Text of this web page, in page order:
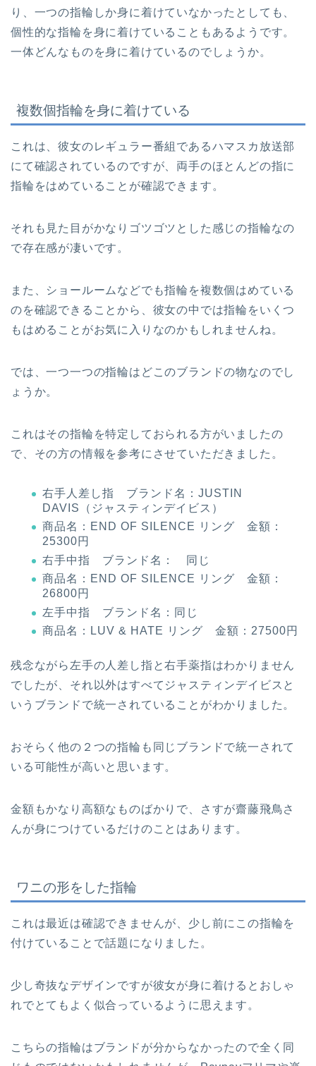
り、一つの指輪しか身に着けていなかったとしても、
個性的な指輪を身に着けていることもあるようです。
一体どんなものを身に着けているのでしょうか。
複数個指輪を身に着けている
これは、彼女のレギュラー番組であるハマスカ放送部
にて確認されているのですが、両手のほとんどの指に
指輪をはめていることが確認できます。
それも見た目がかなりゴツゴツとした感じの指輪なの
で存在感が凄いです。
また、ショールームなどでも指輪を複数個はめている
のを確認できることから、彼女の中では指輪をいくつ
もはめることがお気に入りなのかもしれませんね。
では、一つ一つの指輪はどこのブランドの物なのでし
ょうか。
これはその指輪を特定しておられる方がいましたの
で、その方の情報を参考にさせていただきました。
右手人差し指 ブランド名：JUSTIN
DAVIS（ジャスティンデイビス）
商品名：END OF SILENCE リング 金額：
25300円
右手中指 ブランド名： 同じ
商品名：END OF SILENCE リング 金額：
26800円
左手中指 ブランド名：同じ
商品名：LUV & HATE リング 金額：27500円
残念ながら左手の人差し指と右手薬指はわかりません
でしたが、それ以外はすべてジャスティンデイビスと
いうブランドで統一されていることがわかりました。
おそらく他の２つの指輪も同じブランドで統一されて
いる可能性が高いと思います。
金額もかなり高額なものばかりで、さすが齋藤飛鳥さ
んが身につけているだけのことはあります。
ワニの形をした指輪
これは最近は確認できませんが、少し前にこの指輪を
付けていることで話題になりました。
少し奇抜なデザインですが彼女が身に着けるとおしゃ
れでとてもよく似合っているように思えます。
こちらの指輪はブランドが分からなかったので全く同